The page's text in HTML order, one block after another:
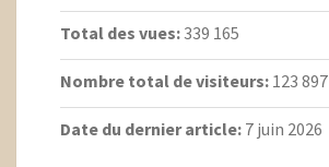
Total des vues: 339 165
Nombre total de visiteurs: 123 897
Date du dernier article: 7 juin 2026